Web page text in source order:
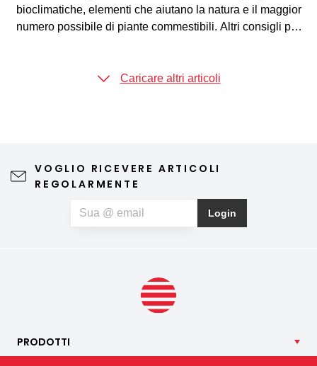
bioclimatiche, elementi che aiutano la natura e il maggior
numero possibile di piante commestibili. Altri consigli per
Caricare altri articoli
VOGLIO RICEVERE ARTICOLI
REGOLARMENTE
Login
PRODOTTI